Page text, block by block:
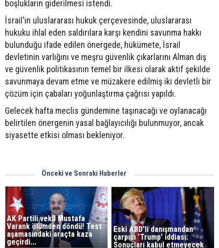
boşlukların giderilmesi istendi.
İsrail'in uluslararası hukuk çerçevesinde, uluslararası
hukuku ihlal eden saldırılara karşı kendini savunma hakkı
bulunduğu ifade edilen önergede, hükümete, İsrail
devletinin varlığını ve meşru güvenlik çıkarlarını Alman dış
ve güvenlik politikasının temel bir ilkesi olarak aktif şekilde
savunmaya devam etme ve müzakere edilmiş iki devletli bir
çözüm için çabaları yoğunlaştırma çağrısı yapıldı.
Gelecek hafta meclis gündemine taşınacağı ve oylanacağı
belirtilen önergenin yasal bağlayıcılığı bulunmuyor, ancak
siyasette etkisi olması bekleniyor.
Önceki ve Sonraki Haberler
AK Partili vekil Mustafa
Varank ölümden döndü! Test
aşamasındaki araçta kaza
geçirdi...
Eski ABD'li danışmandan
çarpıcı 'Trump' iddiası:
Sonuçları kabul etmeyecek